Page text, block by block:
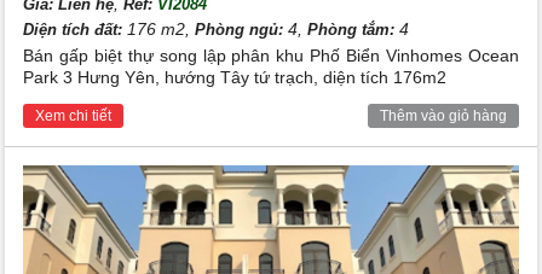
Giá:Liên hệ Ref: VI2084
Diện tích đất: 176 m2,Phòng ngủ: 4,Phòng tắm: 4
Bán gấp biệt thự song lập phân khu Phố Biển Vinhomes Ocean
Park 3 Hưng Yên, hướng Tây tứ trạch, diện tích 176m2
Xem chi tiết Thêm vào giỏ hàng